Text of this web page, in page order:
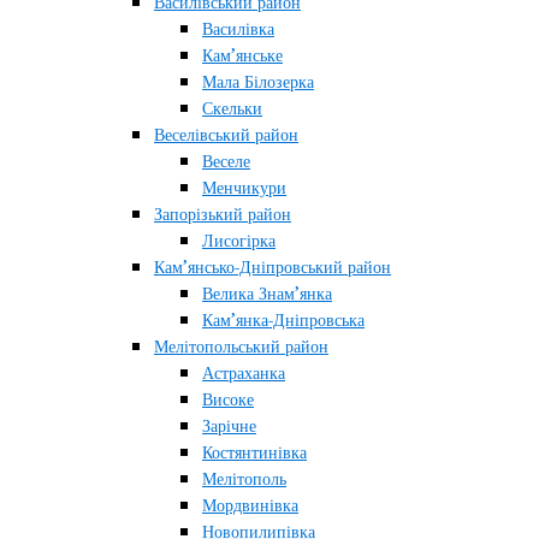
Василівка
Кам’янське
Мала Білозерка
Скельки
Веселівський район
Веселе
Менчикури
Запорізький район
Лисогірка
Кам’янсько-Дніпровський район
Велика Знам’янка
Кам’янка-Дніпровська
Мелітопольський район
Астраханка
Високе
Зарічне
Костянтинівка
Мелітополь
Мордвинівка
Новопилипівка